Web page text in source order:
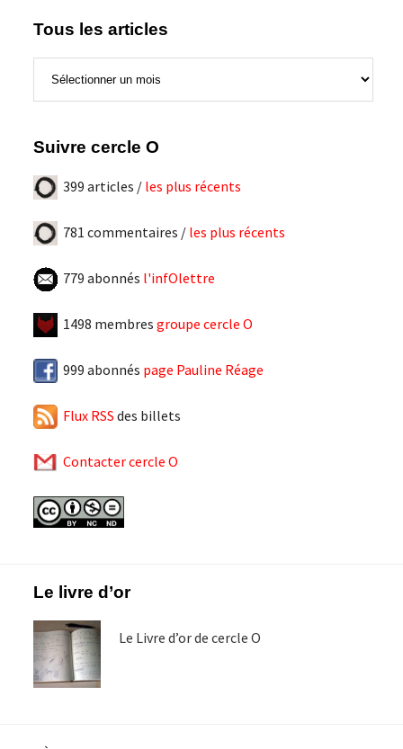
Tous les articles
Suivre cercle O
399 articles / les plus récents
781 commentaires / les plus récents
779 abonnés l'infOlettre
1498 membres groupe cercle O
999 abonnés page Pauline Réage
Flux RSS des billets
Contacter cercle O
FooterLe livre d’or
Le Livre d’or de cercle O